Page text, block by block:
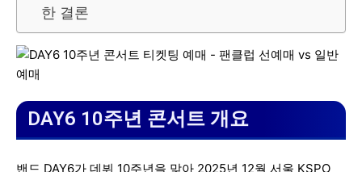
한 결론
DAY6 10주년 콘서트 개요
밴드 DAY6가 데뷔 10주년을 맞아 2025년 12월 서울 KSPO